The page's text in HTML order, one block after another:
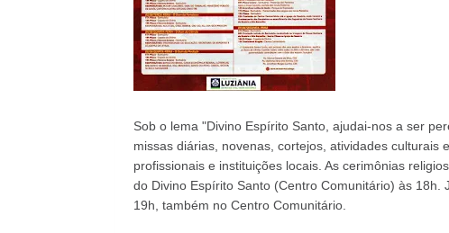
Sob o lema "Divino Espírito Santo, ajudai-nos a ser
missas diárias, novenas, cortejos, atividades culturais
profissionais e instituições locais. As cerimônias
do Divino Espírito Santo (Centro Comunitário) às
19h, também no Centro Comunitário.